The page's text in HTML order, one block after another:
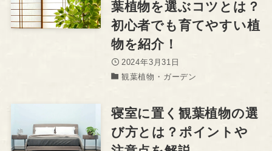
葉植物を選ぶコツとは？
初心者でも育てやすい植
物を紹介！
2024年3月31日
観葉植物・ガーデン
寝室に置く観葉植物の選
び方とは？ポイントや